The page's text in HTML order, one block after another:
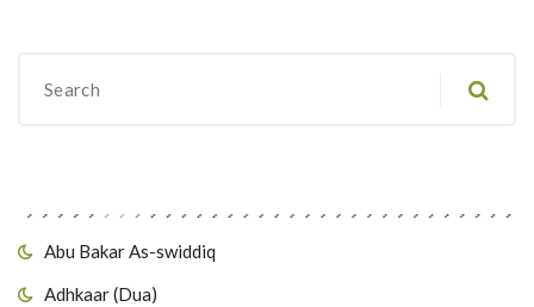
Abu Bakar As-swiddiq
Adhkaar (Dua)